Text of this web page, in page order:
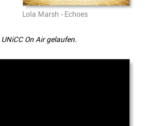
Lola Marsh - Echoes
On Air gelaufen.